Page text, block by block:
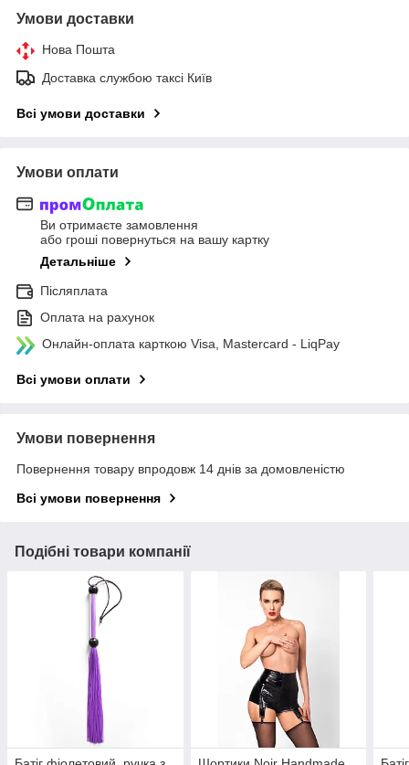
Умови доставки
Нова Пошта
Доставка службою таксі Київ
Всі умови доставки
Умови оплати
Ви отримаєте замовлення
або гроші повернуться на вашу картку
Детальніше
Післяплата
Оплата на рахунок
Онлайн-оплата карткою Visa, Mastercard - LiqPay
Всі умови оплати
Умови повернення
Повернення товару впродовж 14 днів за домовленістю
Всі умови повернення
Подібні товари компанії